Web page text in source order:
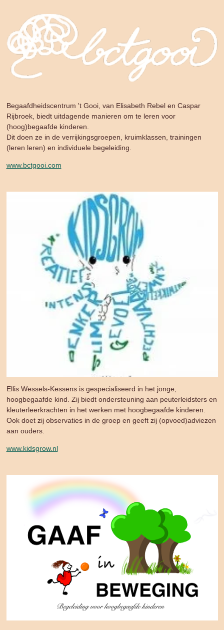
Begaafdheidscentrum 't Gooi, van Elisabeth Rebel en Caspar
Rijbroek, biedt uitdagende manieren om te leren voor
(hoog)begaafde kinderen.
Dit doen ze in de verrijkingsgroepen, kruimklassen, trainingen
(leren leren) en individuele begeleiding.
www.bctgooi.com
Ellis Wessels-Kessens is gespecialiseerd in het jonge,
hoogbegaafde kind. Zij biedt ondersteuning aan peuterleidsters en
kleuterleerkrachten in het werken met hoogbegaafde kinderen.
Ook doet zij observaties in de groep en geeft zij (opvoed)adviezen
aan ouders.
www.kidsgrow.nl